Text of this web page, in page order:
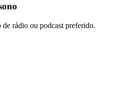
de rádio ou podcast preferido.